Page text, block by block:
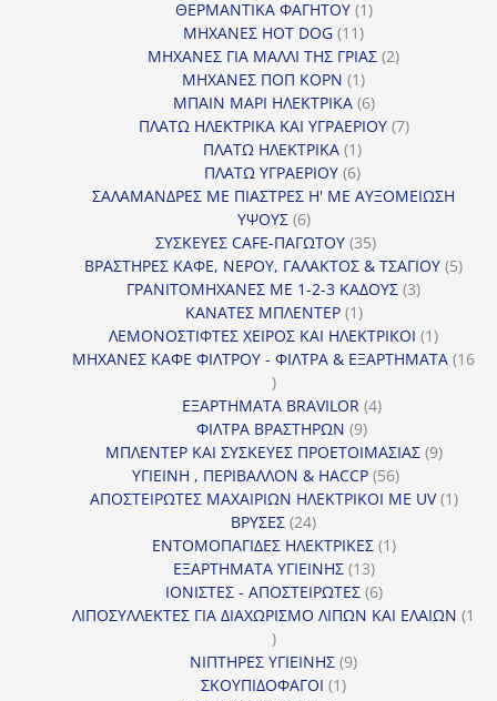
ΘΕΡΜΑΝΤΙΚΑ ΦΑΓΗΤΟΥ 11
ΜΗΧΑΝΕΣ HOT DOG 1111
προϊόντα
ΜΗΧΑΝΕΣ ΓΙΑ ΜΑΛΛΙ ΤΗΣ ΓΡΙΑΣ 22
ΜΗΧΑΝΕΣ ΠΟΠ ΚΟΡΝ 11
προϊόν
ΜΠΑΙΝ ΜΑΡΙ ΗΛΕΚΤΡΙΚΑ 66
προϊόντα
ΠΛΑΤΩ ΗΛΕΚΤΡΙΚΑ ΚΑΙ ΥΓΡΑΕΡΙΟΥ 77
ΠΛΑΤΩ ΗΛΕΚΤΡΙΚΑ 11
προϊόν
ΠΛΑΤΩ ΥΓΡΑΕΡΙΟΥ 66
προϊόντα
ΣΑΛΑΜΑΝΔΡΕΣ ΜΕ ΠΙΑΣΤΡΕΣ Η' ΜΕ ΑΥΞΟΜΕΙΩΣΗ
ΥΨΟΥΣ 66
προϊόντα
ΣΥΣΚΕΥΕΣ CAFE-ΠΑΓΩΤΟΥ 3535
προϊόντα
ΒΡΑΣΤΗΡΕΣ ΚΑΦΕ, ΝΕΡΟΥ, ΓΑΛΑΚΤΟΣ & ΤΣΑΓΙΟΥ 55
ΓΡΑΝΙΤΟΜΗΧΑΝΕΣ ΜΕ 1-2-3 ΚΑΔΟΥΣ 33
ΚΑΝΑΤΕΣ ΜΠΛΕΝΤΕΡ 11
προϊόν
ΛΕΜΟΝΟΣΤΙΦΤΕΣ ΧΕΙΡΟΣ ΚΑΙ ΗΛΕΚΤΡΙΚΟΙ 11
προϊόν
ΜΗΧΑΝΕΣ ΚΑΦΕ ΦΙΛΤΡΟΥ - ΦΙΛΤΡΑ & ΕΞΑΡΤΗΜΑΤΑ 16
16
προϊόντα
ΕΞΑΡΤΗΜΑΤΑ BRAVILOR 44
ΦΙΛΤΡΑ ΒΡΑΣΤΗΡΩΝ 99
προϊόντα
ΜΠΛΕΝΤΕΡ ΚΑΙ ΣΥΣΚΕΥΕΣ ΠΡΟΕΤΟΙΜΑΣΙΑΣ 99
ΥΓΙΕΙΝΗ , ΠΕΡΙΒΑΛΛΟΝ & HACCP 5656
προϊόντα
ΑΠΟΣΤΕΙΡΩΤΕΣ ΜΑΧΑΙΡΙΩΝ ΗΛΕΚΤΡΙΚΟΙ ΜΕ UV 11
ΒΡΥΣΕΣ 2424
προϊόντα
ΕΝΤΟΜΟΠΑΓΙΔΕΣ ΗΛΕΚΤΡΙΚΕΣ 11
ΕΞΑΡΤΗΜΑΤΑ ΥΓΙΕΙΝΗΣ 1313
προϊόντα
ΙΟΝΙΣΤΕΣ - ΑΠΟΣΤΕΙΡΩΤΕΣ 66
προϊόντα
ΛΙΠΟΣΥΛΛΕΚΤΕΣ ΓΙΑ ΔΙΑΧΩΡΙΣΜΟ ΛΙΠΩΝ ΚΑΙ ΕΛΑΙΩΝ 1
1
προϊόν
ΝΙΠΤΗΡΕΣ ΥΓΙΕΙΝΗΣ 99
ΣΚΟΥΠΙΔΟΦΑΓΟΙ 11